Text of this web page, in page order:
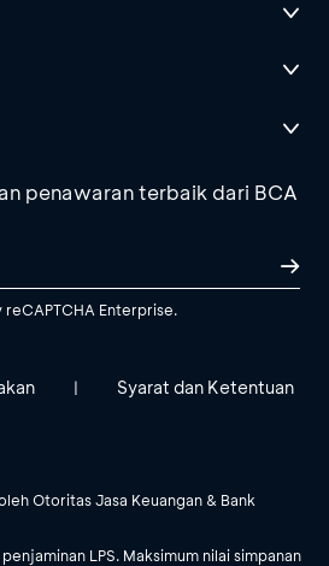
penawaran terbaik dari BCA
Enterprise.
| Syarat dan Ketentuan
Otoritas Jasa Keuangan & Bank
LPS. Maksimum nilai simpanan